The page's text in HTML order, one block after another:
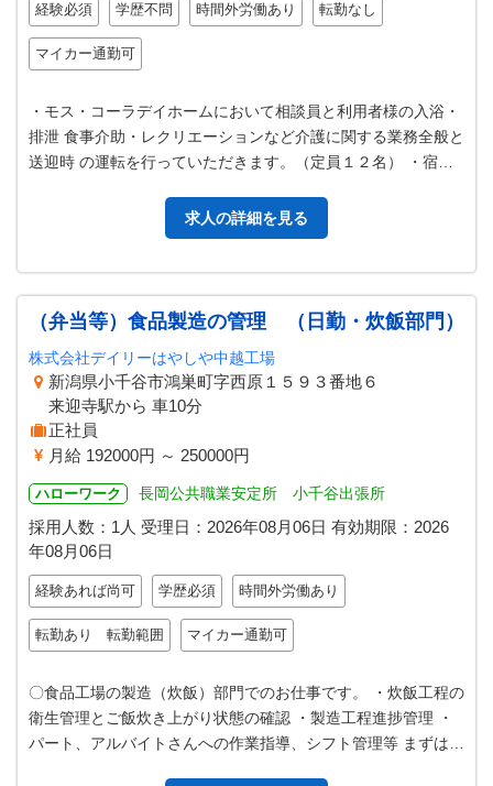
経験必須 学歴不問 時間外労働あり 転勤なし
マイカー通勤可
・モス・コーラデイホームにおいて相談員と利用者様の入浴・
排泄 食事介助・レクリエーションなど介護に関する業務全般と
送迎時 の運転を行っていただきます。（定員１２名） ・宿直
求人の詳細を見る
（弁当等）食品製造の管理 （日勤・炊飯部門）
株式会社デイリーはやしや中越工場
新潟県小千谷市鴻巣町字西原１５９３番地６
来迎寺駅から 車10分
正社員
月給 192000円 ～ 250000円
ハローワーク 長岡公共職業安定所 小千谷出張所
採用人数：1人 受理日： 2026年08月06日 有効期限： 2026
年08月06日
経験あれば尚可 学歴必須 時間外労働あり
転勤あり 転勤範囲 マイカー通勤可
〇食品工場の製造（炊飯）部門でのお仕事です。 ・炊飯工程の
衛生管理とご飯炊き上がり状態の確認 ・製造工程進捗管理 ・
パート、アルバイトさんへの作業指導、シフト管理等 まずは、